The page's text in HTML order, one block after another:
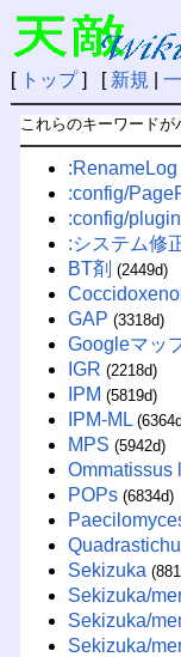
[ トップ] [ 新規
これらのキーワードが
:RenameLog
:config/
:config/
:システム修
BT剤 (2449d)
GAP (3318d)
Googleマッ
IGR (2218d)
IPM (5819d)
IPM-ML
MPS (5942d)
Ommatissus
POPs (6834d)
Sekizuka
Sekizuka/
Sekizuka/
Sekizuka/